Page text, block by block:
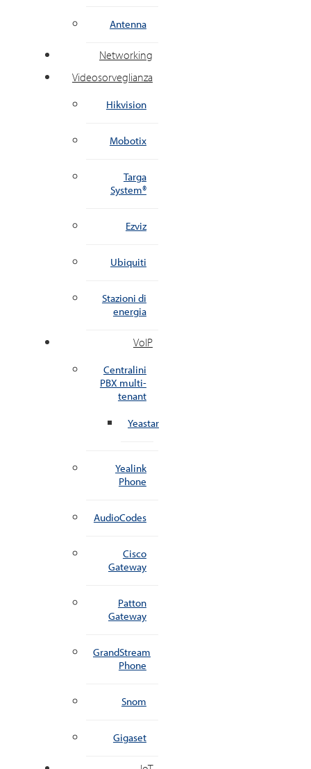
Antenna
Networking
Videosorveglianza
Hikvision
Mobotix
Targa
System®
Ezviz
Ubiquiti
Stazioni di
energia
VoIP
Centralini
PBX multi-
tenant
Yeastar
Yealink
Phone
AudioCodes
Cisco
Gateway
Patton
Gateway
GrandStream
Phone
Snom
Gigaset